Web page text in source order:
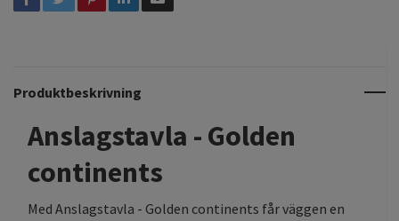
Produktbeskrivning
Anslagstavla - Golden
continents
Med Anslagstavla - Golden continents får väggen en